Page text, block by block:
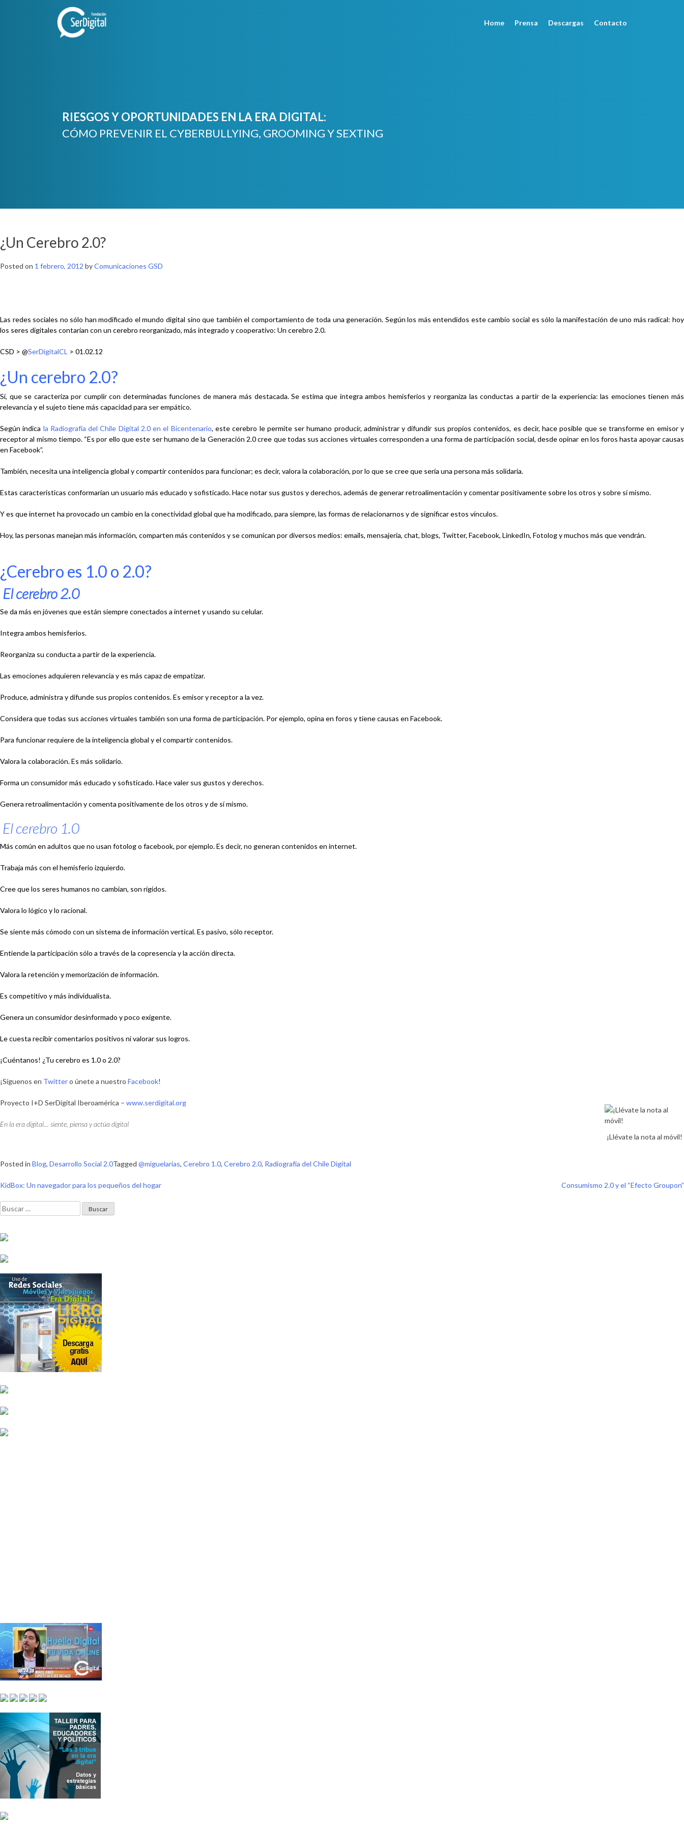
Home Prensa Descargas Contacto
RIESGOS Y OPORTUNIDADES EN LA ERA DIGITAL:
CÓMO PREVENIR EL CYBERBULLYING, GROOMING Y SEXTING
¿Un Cerebro 2.0?
Posted on 1 febrero, 2012 byComunicaciones GSD
Las redes sociales no sólo han modificado el mundo digital sino que también el comportamiento de toda una generación. Según los más entendidos este cambio social es sólo la manifestación de uno más radical: hoy
los seres digitales contarían con un cerebro reorganizado, más integrado y cooperativo: Un cerebro 2.0.
CSD > @SerDigitalCL > 01.02.12
¿Un cerebro 2.0?
Sí, que se caracterizapor cumplir con determinadas funciones de manera más destacada. Se estima que integra ambos hemisferios y reorganiza las conductas a partir de la experiencia: las emociones tienen más
relevancia y el sujeto tiene más capacidad para ser empático.
Según indica la Radiografía del Chile Digital 2.0 en el Bicentenario,este cerebro le permite ser humano producir, administrar y difundir sus propios contenidos, es decir, hace posible que se transforme en emisor y
receptor al mismo tiempo. “Es por ello que este ser humano de la Generación 2.0 cree que todas sus acciones virtuales corresponden a una forma de participación social, desde opinar en los foros hasta apoyar causas
en Facebook”.
También, necesita una inteligencia global y compartir contenidos para funcionar; es decir, valora la colaboración, por lo que se cree que sería una persona más solidaria.
Estas características conformarían un usuario más educado y sofisticado.Hace notar sus gustos y derechos, además de generar retroalimentación y comentar positivamente sobre los otros y sobre sí mismo.
Y es que internet ha provocado un cambio en la conectividad global que ha modificado, para siempre, las formas de relacionarnos y de significar estos vínculos.
Hoy, las personas manejan más información, comparten más contenidos y se comunican por diversos medios: emails, mensajería, chat, blogs, Twitter, Facebook, LinkedIn, Fotolog y muchos más que vendrán.
¿Cerebro es 1.0 o 2.0?
El cerebro 2.0
Se da más en jóvenes que están siempre conectados a internet y usando su celular.
Integra ambos hemisferios.
Reorganiza su conducta a partir de la experiencia.
Las emociones adquieren relevancia y es más capaz de empatizar.
Produce, administra y difunde sus propios contenidos. Es emisor y receptor a la vez.
Considera que todas sus acciones virtuales también son una forma de participación. Por ejemplo, opina en foros y tiene causas en Facebook.
Para funcionarrequiere de la inteligencia global y el compartir contenidos.
Valora la colaboración. Es más solidario.
Forma un consumidormás educado y sofisticado. Hace valer sus gustos y derechos.
Genera retroalimentación y comenta positivamente de los otros y de sí mismo.
El cerebro 1.0
Más común en adultos que no usan fotolog o facebook, por ejemplo. Es decir, no generan contenidos en internet.
Trabaja más con el hemisferio izquierdo.
Creeque los seres humanos no cambian, son rígidos.
Valora lo lógico y lo racional.
Se sientemás cómodo con un sistema de información vertical. Es pasivo, sólo receptor.
Entiendela participación sólo a través de la copresencia y la acción directa.
Valora la retención y memorización de información.
Es competitivo y más individualista.
Genera un consumidordesinformado y poco exigente.
Le cuesta recibircomentarios positivos ni valorar sus logros.
¡Cuéntanos! ¿Tu cerebro es 1.0 o 2.0?
¡Síguenos en Twittero únete a nuestro Facebook!
¡Llévate la nota al móvil!
Proyecto I+D SerDigital Iberoamérica – www.serdigital.org
En la era digital… siente, piensa y actúa digital
Posted in Blog, Desarrollo Social 2.0Tagged @miguelarias, Cerebro 1.0, Cerebro 2.0, Radiografía del Chile Digital
Navegación
de
KidBox: Un navegador para los pequeños del hogar Consumismo 2.0 y el “Efecto Groupon”
Buscar: